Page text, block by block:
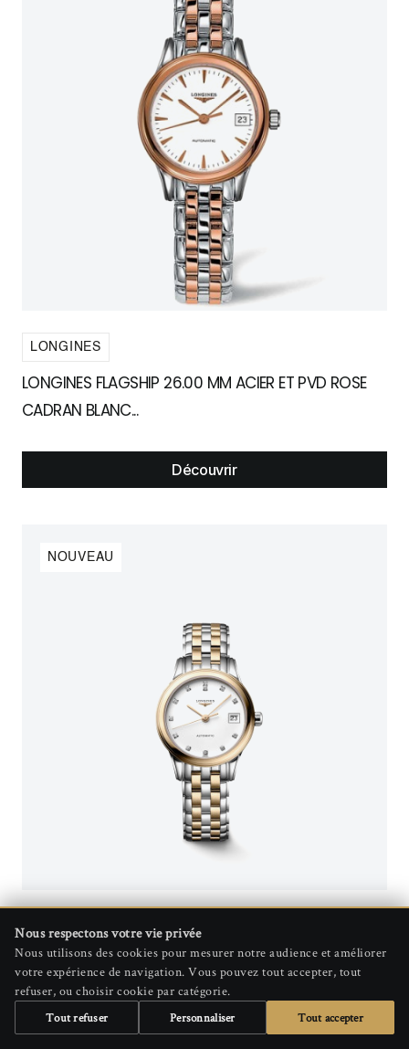
Nous respectons votre vie privée
Nous utilisons des cookies pour mesurer notre audience et améliorer
votre expérience de navigation. Vous pouvez tout accepter, tout
refuser, ou choisir cookie par catégorie.
Tout refuser Personnaliser Tout accepter
LONGINES
LONGINES FLAGSHIP 26.00 MM ACIER ET PVD ROSE
CADRAN BLANC...
Découvrir
LONGINES
LONGINES FLAGSHIP 26.00 MM ACIER ET PVD ROSE
CADRAN BLANC...
NOUVEAU